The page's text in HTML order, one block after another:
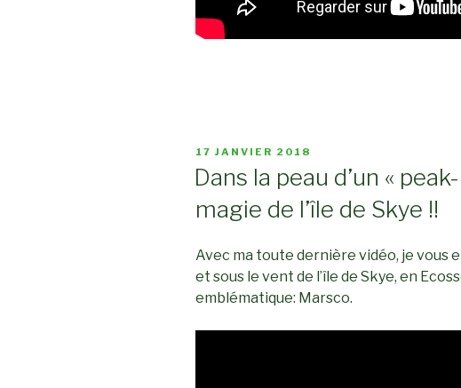
PUBLIÉ
17 JANVIER 2018
Dans la peau d’un «
magie de l’île de Skye !!
Avec ma toute dernière vidéo, je vous
et sous le vent de l’île de Skye, en
emblématique: Marsco.